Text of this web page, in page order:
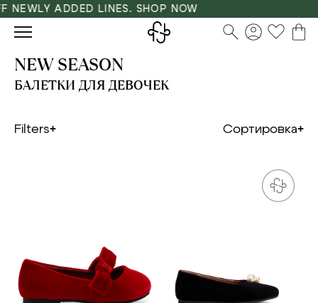
ADDED LINES. SHOP NOW
NEW SEASON
БАЛЕТКИ ДЛЯ ДЕВОЧЕК
Filters Сортировка